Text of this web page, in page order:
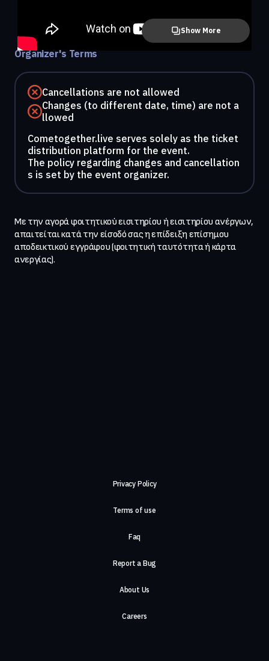
Show More
Organizer's Terms
Cancellations are not allowed
Changes (to different date, time) are not a
llowed
Cometogether.live serves solely as the ticket
distribution platform for the event.
The policy regarding changes and cancellation
s is set by the event organizer.
Με την αγορά φοιτητικού εισιτηρίου ή εισιτηρίου ανέργων,
απαιτείται κατά την είσοδό σας η επίδειξη επίσημου
αποδεικτικού εγγράφου (φοιτητική ταυτότητα ή κάρτα
ανεργίας).
Privacy Policy
Terms of use
Faq
Report a Bug
About Us
Careers